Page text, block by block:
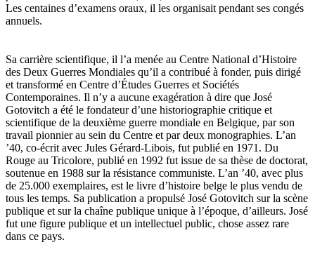
Les centaines d’examens oraux, il les organisait pendant ses congés
annuels.
Sa carrière scientifique, il l’a menée au Centre National d’Histoire
des Deux Guerres Mondiales qu’il a contribué à fonder, puis dirigé
et transformé en Centre d’Études Guerres et Sociétés
Contemporaines. Il n’y a aucune exagération à dire que José
Gotovitch a été le fondateur d’une historiographie critique et
scientifique de la deuxième guerre mondiale en Belgique, par son
travail pionnier au sein du Centre et par deux monographies. L’an
’40, co-écrit avec Jules Gérard-Libois, fut publié en 1971. Du
Rouge au Tricolore, publié en 1992 fut issue de sa thèse de doctorat,
soutenue en 1988 sur la résistance communiste. L’an ’40, avec plus
de 25.000 exemplaires, est le livre d’histoire belge le plus vendu de
tous les temps. Sa publication a propulsé José Gotovitch sur la scène
publique et sur la chaîne publique unique à l’époque, d’ailleurs. José
fut une figure publique et un intellectuel public, chose assez rare
dans ce pays.